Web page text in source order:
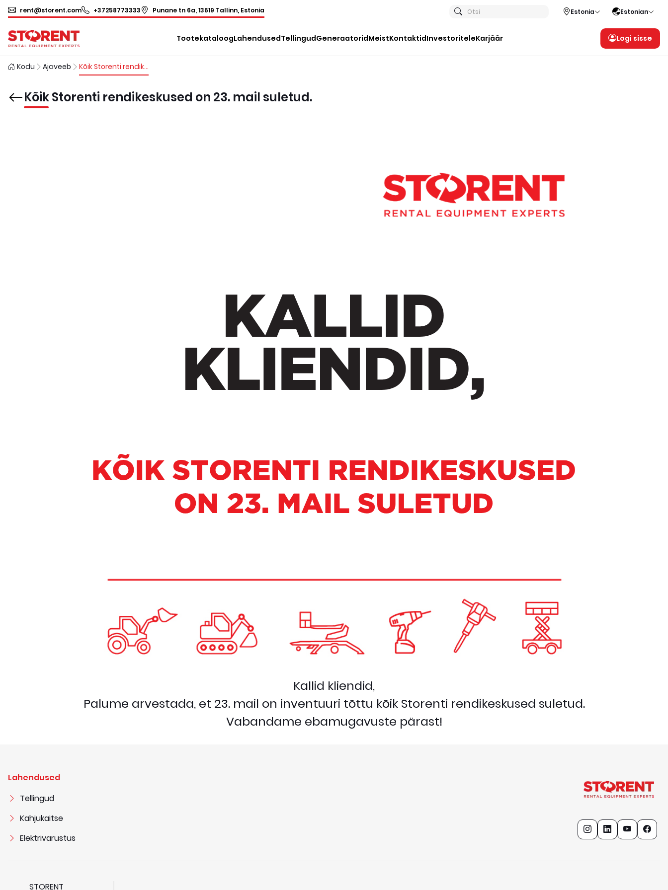
rent@storent.com +37258773333 Punane tn 6a, 13619 Tallinn, Estonia Otsi Estonia Estonian
TootekataloogLahendusedTellingudGeneraatoridMeistKontaktidInvestoriteleKarjäär Logi sisse
Kodu Ajaveeb Kõik Storenti rendikeskused on 23. mail suletud.
Kõik Storenti rendikeskused on 23. mail suletud.
Kallid kliendid,
Palume arvestada, et 23. mail on inventuuri tõttu kõik Storenti rendikeskused suletud.
Vabandame ebamugavuste pärast!
Lahendused
Tellingud
Kahjukaitse
Elektrivarustus
STORENT